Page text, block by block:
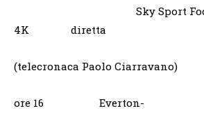
Sky Sport Football
4K diretta
(telecronaca Paolo Ciarravano)
ore 16 Everton-